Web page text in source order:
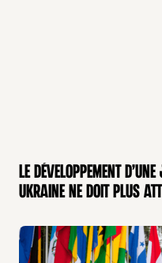
ACTUALITÉ
Le développement
Ukraine ne doit plus